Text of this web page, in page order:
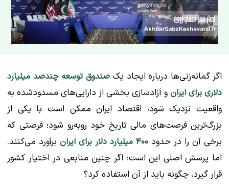
اگر گمانه‌زنی‌ها درباره ایجاد یکصندوق توسعه چندصد میلیارد
دلاری برای ایران و آزادسازی بخشی از دارایی‌های مسدودشده به
واقعیت نزدیک شود، اقتصاد ایران ممکن است با یکی از
بزرگ‌ترین فرصت‌های مالی تاریخ خود روبه‌رو شود؛ فرصتی که
برخی آن را در حدود ۴۰۰ میلیارد دلار برای ایران
برآورد می‌کنند.
اما پرسش اصلی این است: اگر چنین منابعی در اختیار کشور
قرار گیرد، چگونه باید از آن استفاده کرد؟